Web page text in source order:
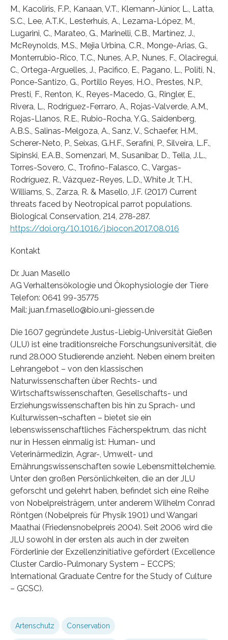
M., Kacoliris, F.P., Kanaan, V.T., Klemann-Júnior, L., Latta,
S.C., Lee, A.T.K., Lesterhuis, A., Lezama-López, M.,
Lugarini, C., Marateo, G., Marinelli, C.B., Martínez, J.,
McReynolds, M.S., Mejia Urbina, C.R., Monge-Arias, G.,
Monterrubio-Rico, T.C., Nunes, A.P., Nunes, F., Olaciregui,
C., Ortega-Arguelles, J., Pacifico, E., Pagano, L., Politi, N.,
Ponce-Santizo, G., Portillo Reyes, H.O., Prestes, N.P.,
Presti, F., Renton, K., Reyes-Macedo, G., Ringler, E.,
Rivera, L., Rodríguez-Ferraro, A., Rojas-Valverde, A.M.,
Rojas-Llanos, R.E., Rubio-Rocha, Y.G., Saidenberg,
A.B.S., Salinas-Melgoza, A., Sanz, V., Schaefer, H.M.,
Scherer-Neto, P., Seixas, G.H.F., Serafini, P., Silveira, L.F.,
Sipinski, E.A.B., Somenzari, M., Susanibar, D., Tella, J.L.,
Torres-Sovero, C., Trofino-Falasco, C., Vargas-
Rodríguez, R., Vázquez-Reyes, L.D., White Jr, T.H.,
Williams, S., Zarza, R. & Masello, J.F. (2017) Current
threats faced by Neotropical parrot populations.
Biological Conservation, 214, 278-287.
https://doi.org/10.1016/j.biocon.2017.08.016
Kontakt
Dr. Juan Masello
AG Verhaltensökologie und Ökophysiologie der Tiere
Telefon: 0641 99-35775
Mail: juan.f.masello@bio.uni-giessen.de
Die 1607 gegründete Justus-Liebig-Universität Gießen
(JLU) ist eine traditionsreiche Forschungsuniversität, die
rund 28.000 Studierende anzieht. Neben einem breiten
Lehrangebot – von den klassischen
Naturwissenschaften über Rechts- und
Wirtschaftswissenschaften, Gesellschafts- und
Erziehungswissenschaften bis hin zu Sprach- und
Kulturwissen¬schaften – bietet sie ein
lebenswissenschaftliches Fächerspektrum, das nicht
nur in Hessen einmalig ist: Human- und
Veterinärmedizin, Agrar-, Umwelt- und
Ernährungswissenschaften sowie Lebensmittelchemie.
Unter den großen Persönlichkeiten, die an der JLU
geforscht und gelehrt haben, befindet sich eine Reihe
von Nobelpreisträgern, unter anderem Wilhelm Conrad
Röntgen (Nobelpreis für Physik 1901) und Wangari
Maathai (Friedensnobelpreis 2004). Seit 2006 wird die
JLU sowohl in der ersten als auch in der zweiten
Förderlinie der Exzellenzinitiative gefördert (Excellence
Cluster Cardio-Pulmonary System – ECCPS;
International Graduate Centre for the Study of Culture
– GCSC).
Artenschutz Conservation